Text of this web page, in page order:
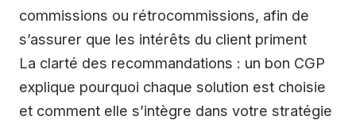
commissions ou rétrocommissions, afin de
s’assurer que les intérêts du client priment
La clarté des recommandations : un bon CGP
explique pourquoi chaque solution est choisie
et comment elle s’intègre dans votre stratégie